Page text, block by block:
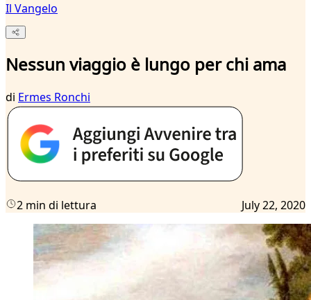
Il Vangelo
Nessun viaggio è lungo per chi ama
di Ermes Ronchi
2 min di lettura July 22, 2020